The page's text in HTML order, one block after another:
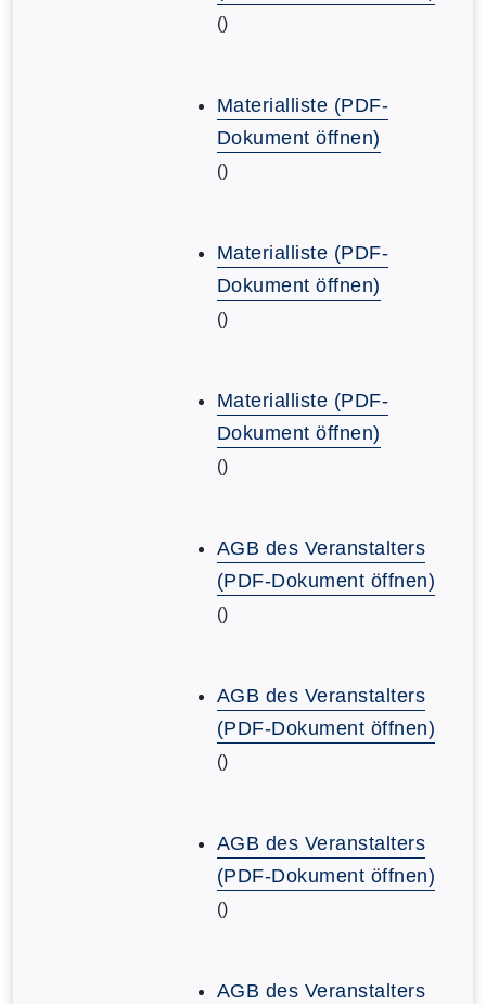
()
Materialliste (PDF-
Dokument öffnen)
()
Materialliste (PDF-
Dokument öffnen)
()
Materialliste (PDF-
Dokument öffnen)
()
AGB des Veranstalters
(PDF-Dokument öffnen)
()
AGB des Veranstalters
(PDF-Dokument öffnen)
()
AGB des Veranstalters
(PDF-Dokument öffnen)
()
AGB des Veranstalters